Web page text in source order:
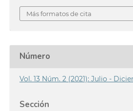
Más formatos de cita
Número
Vol. 13 Núm. 2 (2021): Julio -
Sección